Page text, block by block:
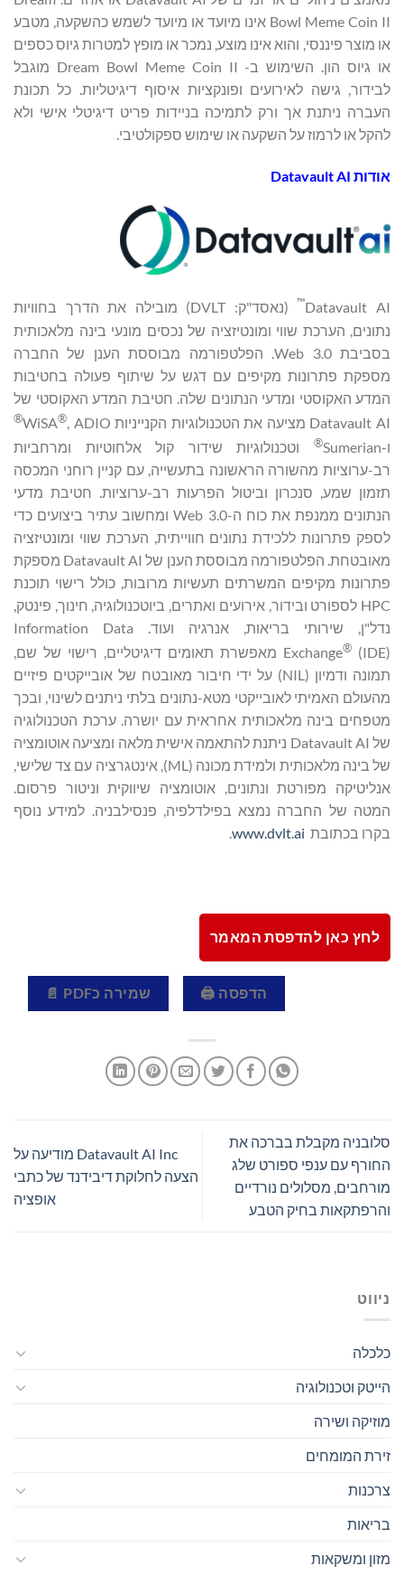
Bowl Meme Coin II אינו מיועד או מיועד לשמש כהשקעה, מטבע
או מוצר פיננסי, והוא אינו מוצע, נמכר או מופץ למטרות גיוס כספים
או גיוס הון. השימוש ב- Dream Bowl Meme Coin II מוגבל
לבידור, גישה לאירועים ופונקציות איסוף דיגיטליות. כל תכונת
העברה ניתנת אך ורק לתמיכה בניידות פריט דיגיטלי אישי ולא
להקל או לרמוז על השקעה או שימוש ספקולטיבי.
אודות Datavault AI
Datavault AI
™
(נאסד"ק: DVLT) מובילה את הדרך בחוויות
נתונים, הערכת שווי ומונטיזציה של נכסים מונעי בינה מלאכותית
בסביבת Web 3.0. הפלטפורמה מבוססת הענן של החברה
מספקת פתרונות מקיפים עם דגש על שיתוף פעולה בחטיבות
המדע האקוסטי ומדעי הנתונים שלה. חטיבת המדע האקוסטי של
Datavault AI מציעה את הטכנולוגיות הקנייניות WiSA
®, ADIO
®
ו-Sumerian ® וטכנולוגיות שידור קול אלחוטיות ומרחביות
רב-ערוציות מהשורה הראשונה בתעשייה, עם קניין רוחני המכסה
תזמון שמע, סנכרון וביטול הפרעות רב-ערוציות. חטיבת מדעי
הנתונים ממנפת את כוח ה-Web 3.0 ומחשוב עתיר ביצועים כדי
לספק פתרונות ללכידת נתונים חווייתית, הערכת שווי ומונטיזציה
מאובטחת. הפלטפורמה מבוססת הענן של Datavault AI מספקת
פתרונות מקיפים המשרתים תעשיות מרובות, כולל רישוי תוכנת
HPC לספורט ובידור, אירועים ואתרים, ביוטכנולוגיה, חינוך, פינטק,
נדל"ן, שירותי בריאות, אנרגיה ועוד. Information Data
Exchange®
(IDE) מאפשרת תאומים דיגיטליים, רישוי של שם,
תמונה ודמיון (NIL) על ידי חיבור מאובטח של אובייקטים פיזיים
מהעולם האמיתי לאובייקטי מטא-נתונים בלתי ניתנים לשינוי, ובכך
מטפחים בינה מלאכותית אחראית עם יושרה. ערכת הטכנולוגיה
של Datavault AI ניתנת להתאמה אישית מלאה ומציעה אוטומציה
של בינה מלאכותית ולמידת מכונה (ML), אינטגרציה עם צד שלישי,
אנליטיקה מפורטת ונתונים, אוטומציה שיווקית וניטור פרסום.
המטה של החברה נמצא בפילדלפיה, פנסילבניה. למידע נוסף
בקרו בכתובת
.
לחץ כאן להדפסת המאמר
הדפסה 🖨 שמירה כPDF 📄
סלובניה מקבלת בברכה את
החורף עם ענפי ספורט שלג
מורחבים, מסלולים נורדיים
והרפתקאות בחיק הטבע
Datavault AI Inc מודיעה על
הצעה לחלוקת דיבידנד של כתבי
אופציה
ניווט
כלכלה
הייטק וטכנולוגיה
מוזיקה ושירה
זירת המומחים
צרכנות
בריאות
מזון ומשקאות